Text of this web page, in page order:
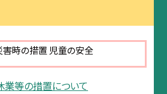
害時の措置 児童の安全
等の措置について